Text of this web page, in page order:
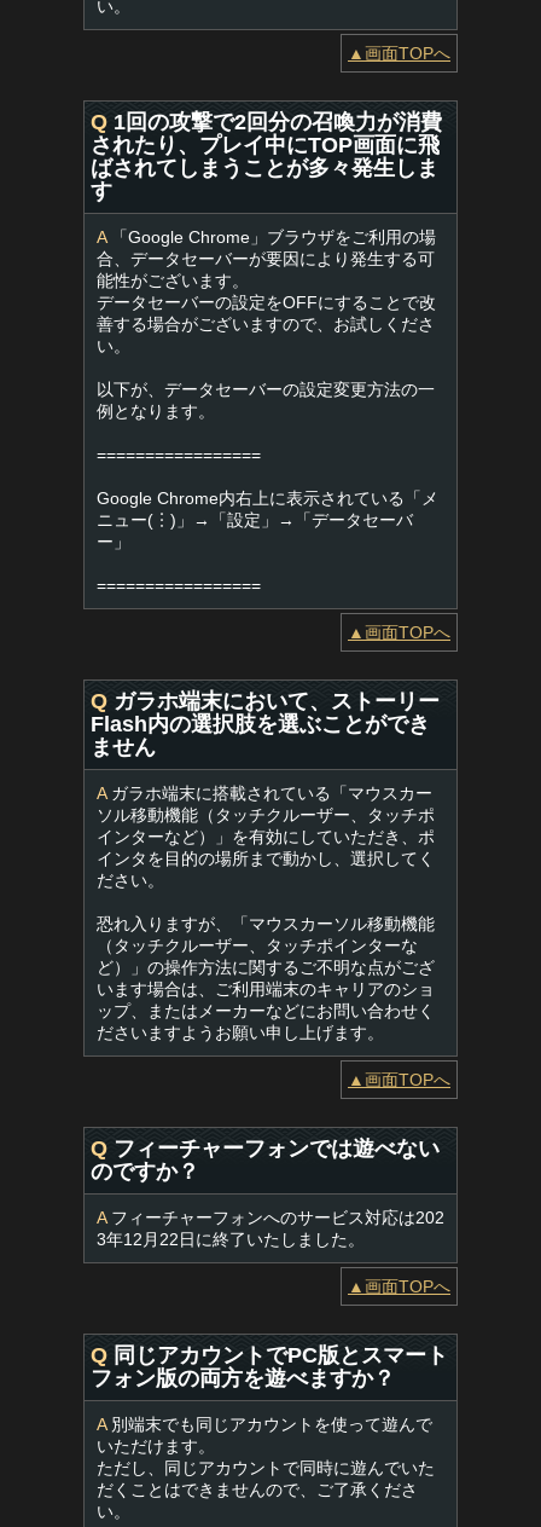
い。
▲画面TOPへ
Q 1回の攻撃で2回分の召喚力が消費
されたり、プレイ中にTOP画面に飛
ばされてしまうことが多々発生しま
す
A「Google Chrome」ブラウザをご利用の場
合、データセーバーが要因により発生する可
能性がございます。
データセーバーの設定をOFFにすることで改
善する場合がございますので、お試しくださ
い。
以下が、データセーバーの設定変更方法の一
例となります。
=================
Google Chrome内右上に表示されている「メ
ニュー(︙)」→「設定」→「データセーバ
ー」
=================
▲画面TOPへ
Q ガラホ端末において、ストーリー
Flash内の選択肢を選ぶことができ
ません
Aガラホ端末に搭載されている「マウスカー
ソル移動機能（タッチクルーザー、タッチポ
インターなど）」を有効にしていただき、ポ
インタを目的の場所まで動かし、選択してく
ださい。
恐れ入りますが、「マウスカーソル移動機能
（タッチクルーザー、タッチポインターな
ど）」の操作方法に関するご不明な点がござ
います場合は、ご利用端末のキャリアのショ
ップ、またはメーカーなどにお問い合わせく
ださいますようお願い申し上げます。
▲画面TOPへ
Q フィーチャーフォンでは遊べない
のですか？
Aフィーチャーフォンへのサービス対応は202
3年12月22日に終了いたしました。
▲画面TOPへ
Q 同じアカウントでPC版とスマート
フォン版の両方を遊べますか？
A別端末でも同じアカウントを使って遊んで
いただけます。
ただし、同じアカウントで同時に遊んでいた
だくことはできませんので、ご了承くださ
い。